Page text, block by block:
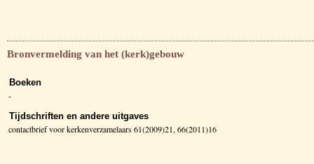
Bronvermelding van het (kerk)gebouw
Boeken
-
Tijdschriften en andere uitgaves
contactbrief voor kerkenverzamelaars 61(2009)21, 66(2011)16